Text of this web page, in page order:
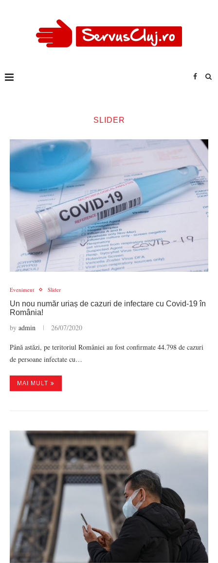
SLIDER
Eveniment Slider
Un nou număr uriaș de cazuri de infectare cu Covid-19 în
România!
by admin 26/07/2020
Până astăzi, pe teritoriul României au fost confirmate 44.798 de cazuri
de persoane infectate cu…
MAI MULT